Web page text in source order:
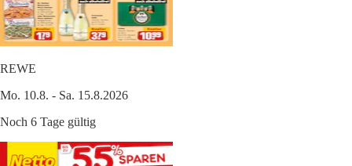
REWE
Mo. 10.8. - Sa. 15.8.2026
Noch 6 Tage gültig